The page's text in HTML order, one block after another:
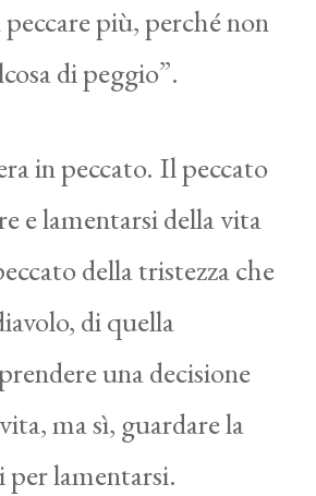
più, perché non
di peggio”.
in peccato. Il peccato
e lamentarsi della vita
della tristezza che
di quella
una decisione
ma sì, guardare la
lamentarsi.